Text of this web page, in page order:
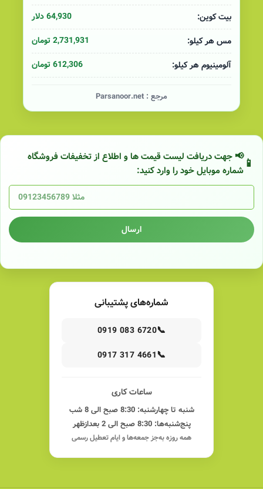
بیت کوین:
64,930 دلار
مس هر کیلو:
2,731,931 تومان
آلومینیوم هر کیلو:
612,306 تومان
مرجع : Parsanoor.net
📢 جهت دریافت لیست قیمت ها و اطلاع از تخفیفات فروشگاه
شماره موبایل خود را وارد کنید:
ارسال
شماره‌های پشتیبانی
📞
0919 083 6720
📞
0917 317 4661
ساعات کاری
شنبه تا چهارشنبه: 8:30 صبح الی 8 شب
پنج‌شنبه‌ها: 8:30 صبح الی 2 بعدازظهر
همه روزه به‌جز جمعه‌ها و ایام تعطیل رسمی